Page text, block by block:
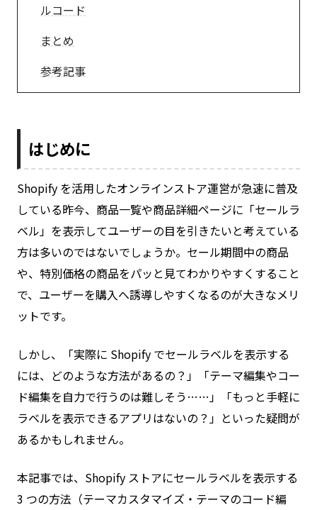
ルコード
まとめ
参考記事
はじめに
Shopify を活用したオンラインストア運営が急速に普及
している昨今、商品一覧や商品詳細ページに「セールラ
ベル」を表示してユーザーの目を引きたいと考えている
方は多いのではないでしょうか。セール期間中の商品
や、特別価格の商品をパッと見てわかりやすくすること
で、ユーザーを購入へ誘導しやすくなるのが大きなメリ
ットです。
しかし、「実際に Shopify でセールラベルを表示する
には、どのような方法があるの？」「テーマ編集やコー
ド編集を自力で行うのは難しそう……」「もっと手軽に
ラベルを表示できるアプリはないの？」といった疑問が
あるかもしれません。
本記事では、Shopify ストアにセールラベルを表示する
3 つの方法（テーマカスタマイズ・テーマのコード編